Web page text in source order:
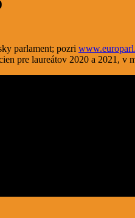
parlament; pozri
pre laureátov 2020 a 2021, v